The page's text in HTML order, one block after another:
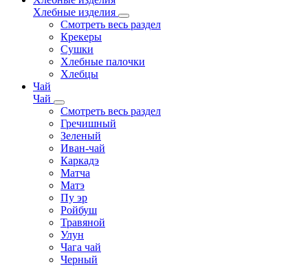
Хлебные изделия
Смотреть весь раздел
Крекеры
Сушки
Хлебные палочки
Хлебцы
Чай
Чай
Смотреть весь раздел
Гречишный
Зеленый
Иван-чай
Каркадэ
Матча
Матэ
Пу эр
Ройбуш
Травяной
Улун
Чага чай
Черный